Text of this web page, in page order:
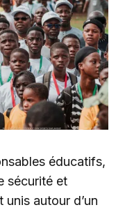
éducatifs,
sécurité et
autour d’un